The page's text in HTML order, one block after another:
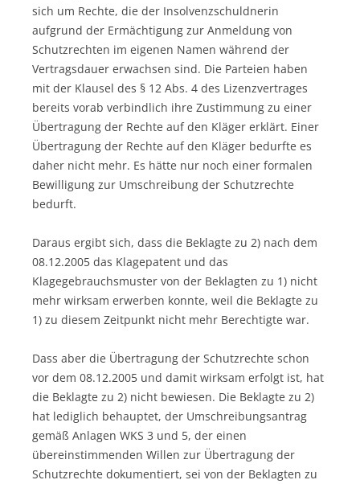
sich um Rechte, die der Insolvenzschuldnerin
aufgrund der Ermächtigung zur Anmeldung von
Schutzrechten im eigenen Namen während der
Vertragsdauer erwachsen sind. Die Parteien haben
mit der Klausel des § 12 Abs. 4 des Lizenzvertrages
bereits vorab verbindlich ihre Zustimmung zu einer
Übertragung der Rechte auf den Kläger erklärt. Einer
Übertragung der Rechte auf den Kläger bedurfte es
daher nicht mehr. Es hätte nur noch einer formalen
Bewilligung zur Umschreibung der Schutzrechte
bedurft.
Daraus ergibt sich, dass die Beklagte zu 2) nach dem
08.12.2005 das Klagepatent und das
Klagegebrauchsmuster von der Beklagten zu 1) nicht
mehr wirksam erwerben konnte, weil die Beklagte zu
1) zu diesem Zeitpunkt nicht mehr Berechtigte war.
Dass aber die Übertragung der Schutzrechte schon
vor dem 08.12.2005 und damit wirksam erfolgt ist, hat
die Beklagte zu 2) nicht bewiesen. Die Beklagte zu 2)
hat lediglich behauptet, der Umschreibungsantrag
gemäß Anlagen WKS 3 und 5, der einen
übereinstimmenden Willen zur Übertragung der
Schutzrechte dokumentiert, sei von der Beklagten zu